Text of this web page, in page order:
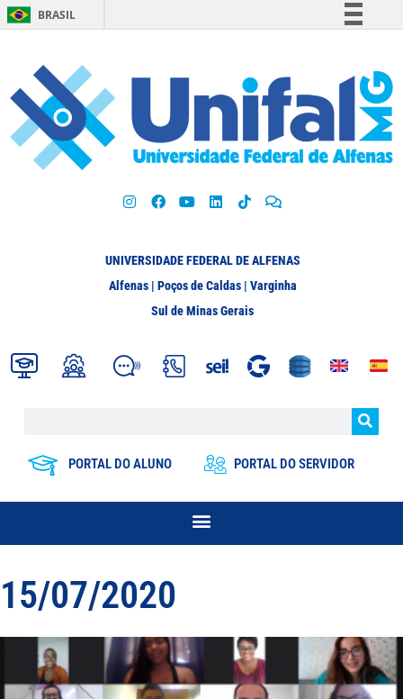
BRASIL
Participe
Acesso à informação
Legislação
UNIVERSIDADE FEDERAL DE ALFENAS
Alfenas | Poços de Caldas | Varginha
Sul de Minas Gerais
PORTAL DO ALUNO PORTAL DO SERVIDOR
15/07/2020